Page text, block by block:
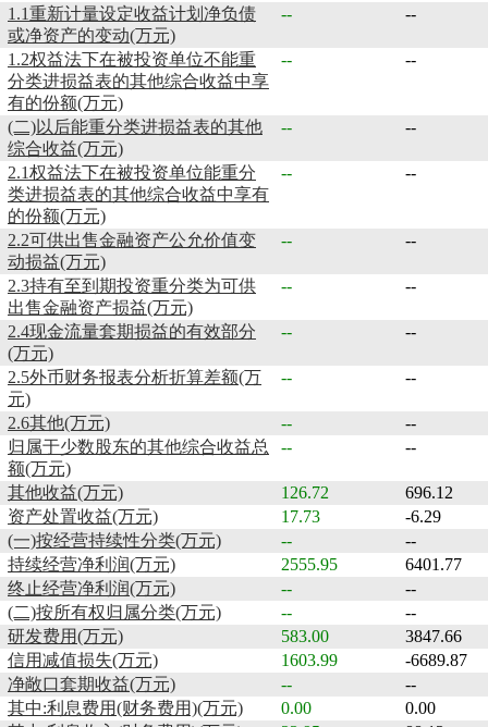
1.1重新计量设定收益计划净负债
或净资产的变动(万元)
-- --
1.2权益法下在被投资单位不能重
分类进损益表的其他综合收益中享
有的份额(万元)
-- --
(二)以后能重分类进损益表的其他
综合收益(万元)
-- --
2.1权益法下在被投资单位能重分
类进损益表的其他综合收益中享有
的份额(万元)
-- --
2.2可供出售金融资产公允价值变
动损益(万元)
-- --
2.3持有至到期投资重分类为可供
出售金融资产损益(万元)
-- --
2.4现金流量套期损益的有效部分
(万元)
-- --
2.5外币财务报表分析折算差额(万
元)
-- --
2.6其他(万元) --
--
归属于少数股东的其他综合收益总
额(万元)
-- --
其他收益(万元) 126.72
696.12
资产处置收益(万元)
17.73
-6.29
(一)按经营持续性分类(万元)
--
--
持续经营净利润(万元)
2555.95
6401.77
终止经营净利润(万元)
--
--
(二)按所有权归属分类(万元)
--
--
研发费用(万元)
583.00
3847.66
信用减值损失(万元)
1603.99
-6689.87
净敞口套期收益(万元)
--
--
其中:利息费用(财务费用)(万元)
0.00
0.00